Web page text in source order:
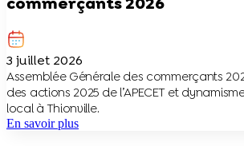
3 juillet 2026
Assemblée Générale des commerçants
des actions 2025 de l’APECET et
local à Thionville.
En savoir plus